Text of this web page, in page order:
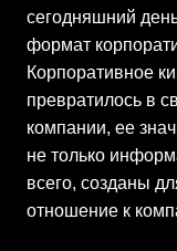
сегодняшний
формат
Корпоративное
превратилось в
компании, ее
не только
всего, созданы
отношение к